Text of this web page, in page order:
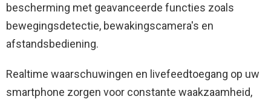
bescherming met geavanceerde functies zoals
bewegingsdetectie, bewakingscamera's en
afstandsbediening.
Realtime waarschuwingen en livefeedtoegang op uw
smartphone zorgen voor constante waakzaamheid,